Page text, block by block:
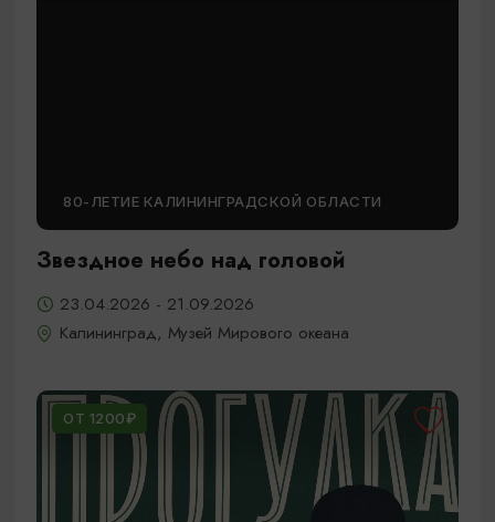
80-ЛЕТИЕ КАЛИНИНГРАДСКОЙ ОБЛАСТИ
Звездное небо над головой
23.04.2026 - 21.09.2026
Калининград, Музей Мирового океана
ОТ 1200₽